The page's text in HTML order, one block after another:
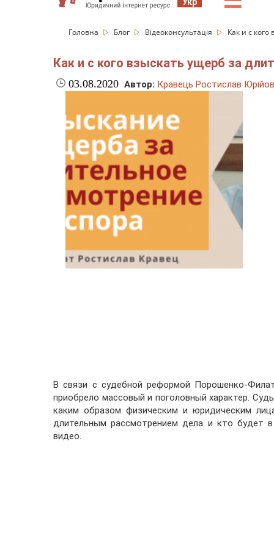
Головна Блог Відеоконсультація Как и с
Как и с кого взыскать ущерб за
03.08.2020 Автор: Кравець Ростислав
В связи с судебной реформой Порошенко-
приобрело массовый и поголовный характер.
каким образом физическим и юридическим
длительным рассмотрением дела и кто будет
видео.